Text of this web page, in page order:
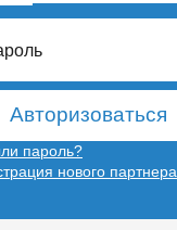
Авторизоваться
пароль?
нового партнера